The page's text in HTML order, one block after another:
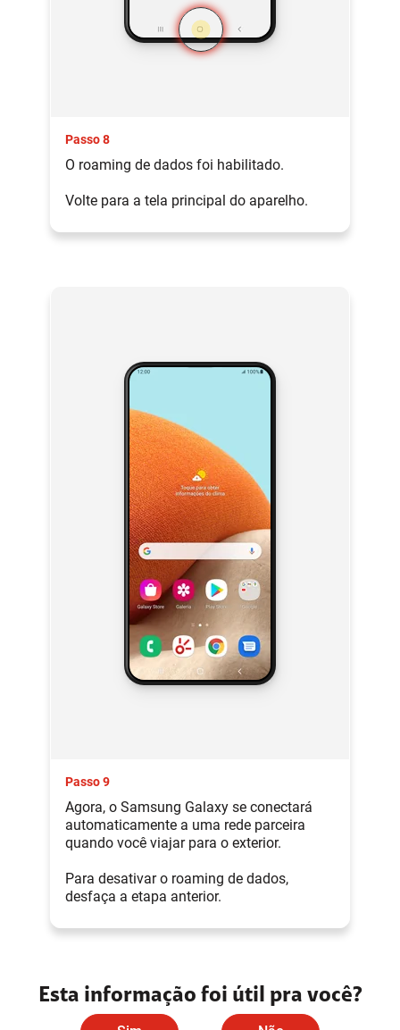
Passo 8
O roaming de dados foi habilitado.
Volte para a tela principal do aparelho.
Passo 9
Agora, o Samsung Galaxy se conectará
automaticamente a uma rede parceira
quando você viajar para o exterior.
Para desativar o roaming de dados,
desfaça a etapa anterior.
Esta informação foi útil pra você?